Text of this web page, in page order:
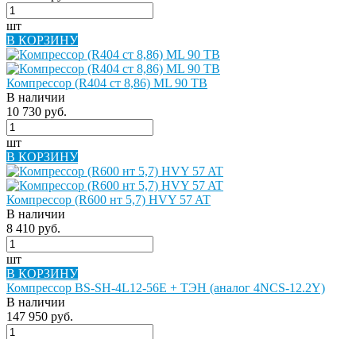
шт
В КОРЗИНУ
Компрессор (R404 ст 8,86) ML 90 TB
В наличии
10 730 руб.
шт
В КОРЗИНУ
Компрессор (R600 нт 5,7) HVY 57 AT
В наличии
8 410 руб.
шт
В КОРЗИНУ
Компрессор BS-SH-4L12-56E + ТЭН (аналог 4NCS-12.2Y)
В наличии
147 950 руб.